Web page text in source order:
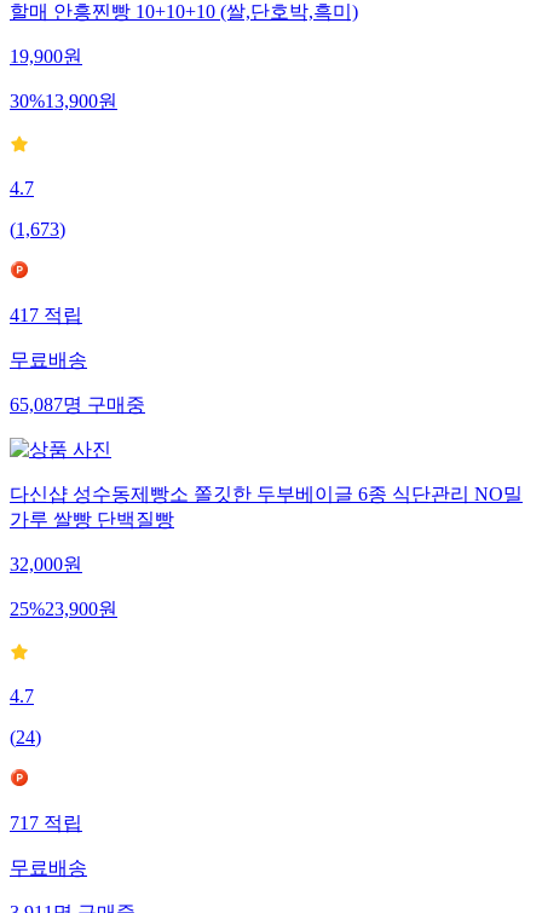
할매 안흥찐빵 10+10+10 (쌀,단호박,흑미)
19,900원
30%13,900원
4.7
(1,673)
417 적립
무료배송
65,087명 구매중
다신샵 성수동제빵소 쫄깃한 두부베이글 6종 식단관리 NO밀
가루 쌀빵 단백질빵
32,000원
25%23,900원
4.7
(24)
717 적립
무료배송